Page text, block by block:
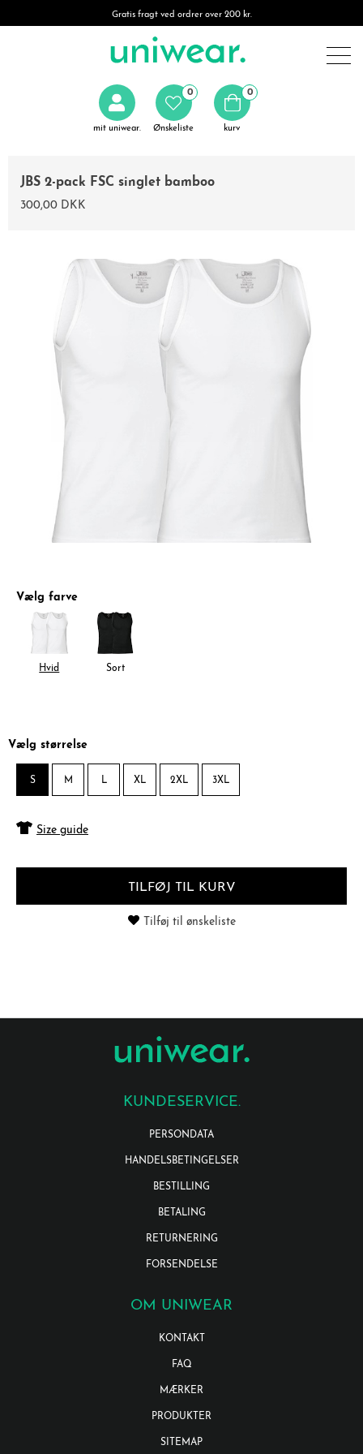
Gratis fragt ved ordrer over 200 kr.
mit uniwear. Ønskeliste
0 0
kurv
JBS 2-pack FSC singlet bamboo
300,00 DKK
Vælg farve
Hvid Sort
Vælg størrelse
S M L XL 2XL 3XL
Size guide
TILFØJ TIL KURV
Tilføj til ønskeliste
KUNDESERVICE.
PERSONDATA
HANDELSBETINGELSER
BESTILLING
BETALING
RETURNERING
FORSENDELSE
OM UNIWEAR
KONTAKT
FAQ
MÆRKER
PRODUKTER
SITEMAP